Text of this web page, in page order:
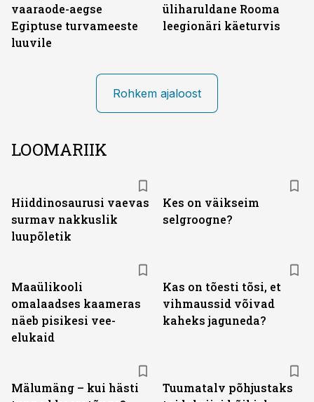
vaaraode-aegse
Egiptuse turvameeste
luuvile
üliharuldane Rooma
leegionäri käeturvis
Rohkem ajaloost
LOOMARIIK
Hiiddinosaurusi vaevas
surmav nakkuslik
luupõletik
Kes on väikseim
selgroogne?
Maaülikooli
omalaadses kaameras
näeb pisikesi vee-
elukaid
Kas on tõesti tõsi, et
vihmaussid võivad
kaheks jaguneda?
Mälumäng – kui hästi
Tuumatalv põhjustaks